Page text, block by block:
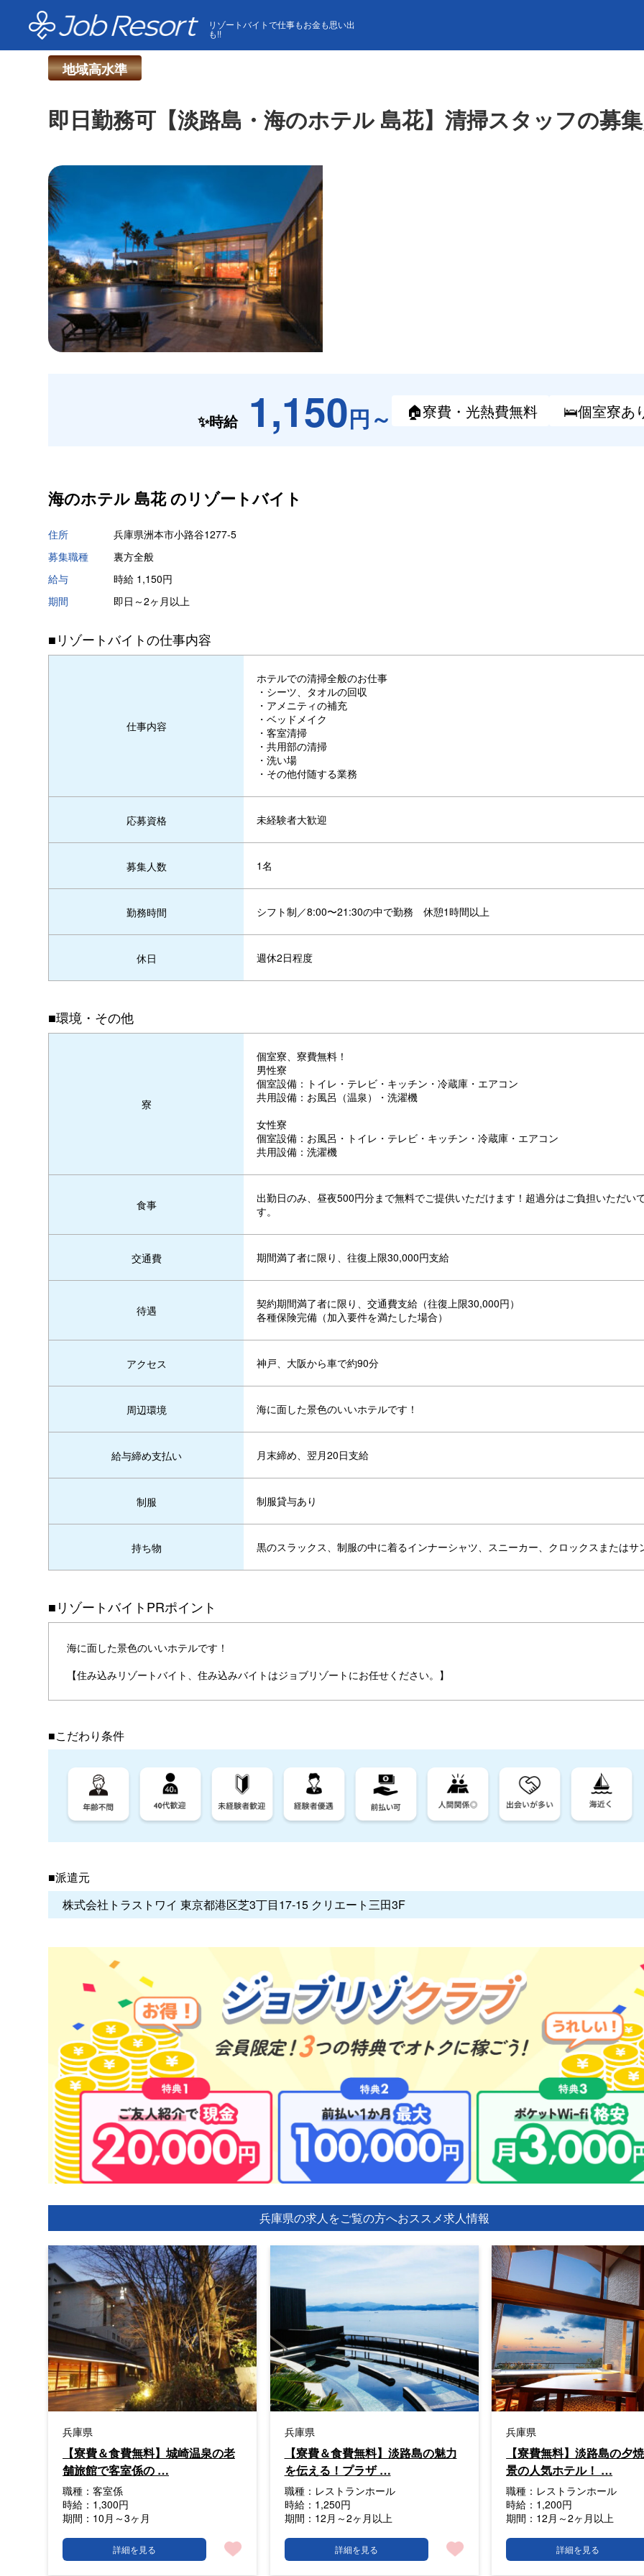
リゾートバイトで仕事もお金も思い出
も!!
HOME 求人一覧
地域高水準
即日勤務可【淡路島・海のホテル 島花】清掃スタッフの募
✨時給 1,150円～ 🏠寮費・ 光熱費無料 🛌個室寮あ
海のホテル 島花 のリゾートバイト
住所
兵庫県洲本市小路谷1277-5
募集職種
裏方全般
給与
時給 1,150円
期間
即日～2ヶ月以上
■リゾートバイトの仕事内容
仕事内容
ホテルでの清掃全般のお仕事
・シーツ、タオルの回収
・アメニティの補充
・ベッドメイク
・客室清掃
・共用部の清掃
・洗い場
・その他付随する業務
応募資格 未経験者大歓迎
募集人数 1名
勤務時間 シフト制／8:00〜21:30の中で勤務 休憩1時間以上
休日 週休2日程度
■環境・その他
寮
個室寮、寮費無料！
男性寮
個室設備：トイレ・テレビ・キッチン・冷蔵庫・エアコン
共用設備：お風呂（温泉）・洗濯機
女性寮
個室設備：お風呂・トイレ・テレビ・キッチン・冷蔵庫・エアコン
共用設備：洗濯機
食事
出勤日のみ、昼夜500円分まで無料でご提供いただけます！超過分はご負担いただい
す。
交通費 期間満了者に限り、往復上限30,000円支給
待遇
契約期間満了者に限り、交通費支給（往復上限30,000円）
各種保険完備（加入要件を満たした場合）
アクセス 神戸、大阪から車で約90分
周辺環境 海に面した景色のいいホテルです！
給与締め支払い 月末締め、翌月20日支給
制服 制服貸与あり
持ち物 黒のスラックス、制服の中に着るインナーシャツ、スニーカー、クロックスまたはサ
■リゾートバイトPRポイント
海に面した景色のいいホテルです！
【住み込みリゾートバイト、住み込みバイトはジョブリゾートにお任せください。】
■こだわり条件
■派遣元
株式会社トラストワイ 東京都港区芝3丁目17-15 クリエート三田3F
兵庫県の求人をご覧の方へおススメ求人情報
兵庫県
【寮費＆食費無料】城崎温泉の老
舗旅館で客室係の …
職種： 客室係
時給： 1,300円
期間： 10月～3ヶ月
詳細を見る
兵庫県
【寮費＆食費無料】淡路島の魅力
を伝える！プラザ …
職種： レストランホール
時給： 1,250円
期間： 12月～2ヶ月以上
詳細を見る
兵庫県
【寮費無料】淡路島の夕
景の人気ホテル！ …
職種： レストランホール
時給： 1,200円
期間： 12月～2ヶ月以上
詳細を見る